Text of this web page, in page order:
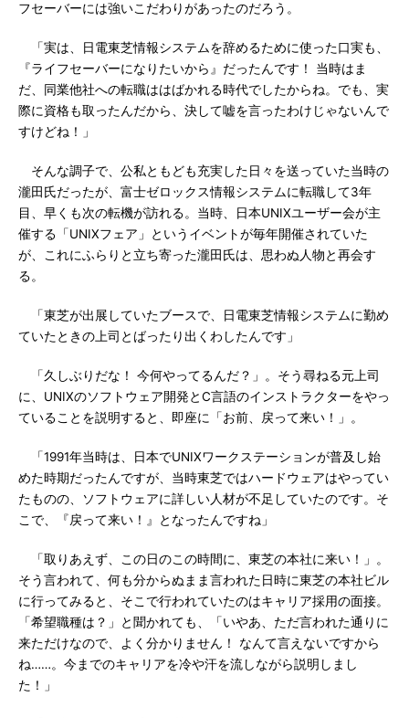
フセーバーには強いこだわりがあったのだろう。
「実は、日電東芝情報システムを辞めるために使った口実も、
『ライフセーバーになりたいから』だったんです！ 当時はま
だ、同業他社への転職ははばかれる時代でしたからね。でも、実
際に資格も取ったんだから、決して嘘を言ったわけじゃないんで
すけどね！」
そんな調子で、公私ともども充実した日々を送っていた当時の
瀧田氏だったが、富士ゼロックス情報システムに転職して3年
目、早くも次の転機が訪れる。当時、日本UNIXユーザー会が主
催する「UNIXフェア」というイベントが毎年開催されていた
が、これにふらりと立ち寄った瀧田氏は、思わぬ人物と再会す
る。
「東芝が出展していたブースで、日電東芝情報システムに勤め
ていたときの上司とばったり出くわしたんです」
「久しぶりだな！ 今何やってるんだ？」。そう尋ねる元上司
に、UNIXのソフトウェア開発とC言語のインストラクターをやっ
ていることを説明すると、即座に「お前、戻って来い！」。
「1991年当時は、日本でUNIXワークステーションが普及し始
めた時期だったんですが、当時東芝ではハードウェアはやってい
たものの、ソフトウェアに詳しい人材が不足していたのです。そ
こで、『戻って来い！』となったんですね」
「取りあえず、この日のこの時間に、東芝の本社に来い！」。
そう言われて、何も分からぬまま言われた日時に東芝の本社ビル
に行ってみると、そこで行われていたのはキャリア採用の面接。
「希望職種は？」と聞かれても、「いやあ、ただ言われた通りに
来ただけなので、よく分かりません！ なんて言えないですから
ね……。今までのキャリアを冷や汗を流しながら説明しまし
た！」